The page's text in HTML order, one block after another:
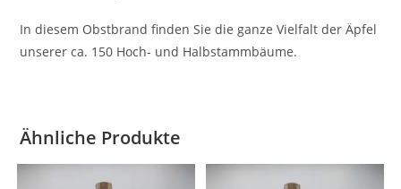
In diesem Obstbrand finden Sie die ganze Vielfalt der Äpfel
unserer ca. 150 Hoch- und Halbstammbäume.
Ähnliche Produkte